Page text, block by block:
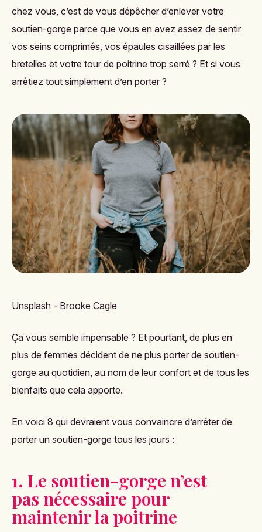
chez vous, c’est de vous dépêcher d’enlever votre
soutien-gorge parce que vous en avez assez de sentir
vos seins comprimés, vos épaules cisaillées par les
bretelles et votre tour de poitrine trop serré ? Et si vous
arrêtiez tout simplement d’en porter ?
Unsplash - Brooke Cagle
Ça vous semble impensable ? Et pourtant, de plus en
plus de femmes décident de ne plus porter de soutien-
gorge au quotidien, au nom de leur confort et de tous les
bienfaits que cela apporte.
En voici 8 qui devraient vous convaincre d’arrêter de
porter un soutien-gorge tous les jours :
1. Le soutien-gorge n’est
pas nécessaire pour
maintenir la poitrine